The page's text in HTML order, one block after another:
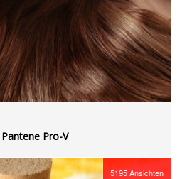
Pro-V
5195Ansichten